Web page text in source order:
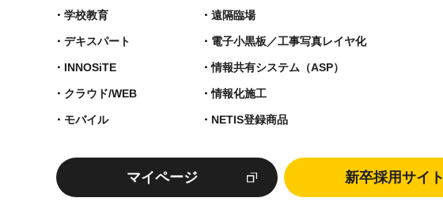
学校教育
デキスパート
INNOSiTE
クラウド/WEB
モバイル
遠隔臨場
電子小黒板／工事写真レイヤ化
情報共有システム（ASP）
情報化施工
NETIS登録商品
マイページ 新卒採用サイト